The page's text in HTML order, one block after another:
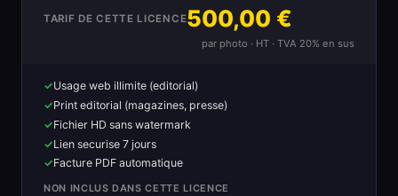
TARIF DE CETTE LICENCE500,00 €
par photo · HT · TVA 20% en sus
Usage web illimite (editorial)
Print editorial (magazines, presse)
Fichier HD sans watermark
Lien securise 7 jours
Facture PDF automatique
NON INCLUS DANS CETTE LICENCE